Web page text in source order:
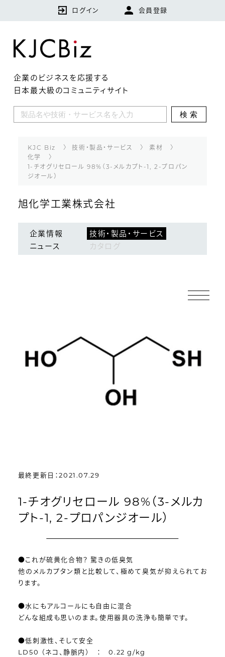
ログイン 会員登録
企業のビジネスを応援する
日本最大級のコミュニティサイト
検索
KJCBizとは
特集
企業
技術・製品・サービス
会員登録
KJC Biz 技術・製品・サービス
素材
化学
1-チオグリセロール 98%（3-メルカプト-1, 2-プロパン
ジオール）
旭化学工業株式会社
企業情報
技術・製品・サービス
ニュース
カタログ
最終更新日：2021.07.29
1-チオグリセロール 98%（3-メルカ
プト-1, 2-プロパンジオール）
●これが硫黄化合物？ 驚きの低臭気
他のメルカプタン類と比較して、極めて臭気が抑えられてお
ります。
●水にもアルコールにも自由に混合
どんな組成も思いのまま。使用器具の洗浄も簡単です。
●低刺激性、そして安全
LD50 （ネコ、静脈内） ： 0.22 g/kg